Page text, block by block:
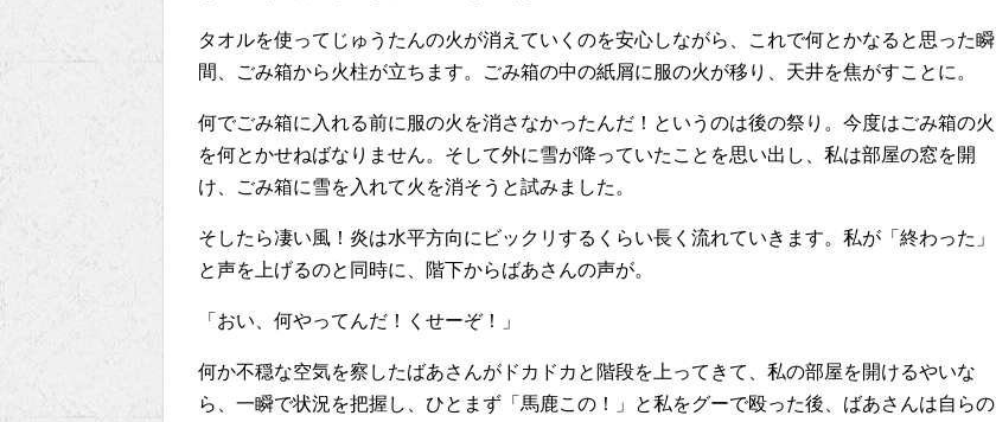
タオルを使ってじゅうたんの火が消えていくのを安心しながら、これで何とかなると思った瞬
間、ごみ箱から火柱が立ちます。ごみ箱の中の紙屑に服の火が移り、天井を焦がすことに。
何でごみ箱に入れる前に服の火を消さなかったんだ！というのは後の祭り。今度はごみ箱の火
を何とかせねばなりません。そして外に雪が降っていたことを思い出し、私は部屋の窓を開
け、ごみ箱に雪を入れて火を消そうと試みました。
そしたら凄い風！炎は水平方向にビックリするくらい長く流れていきます。私が「終わった」
と声を上げるのと同時に、階下からばあさんの声が。
「おい、何やってんだ！くせーぞ！」
何か不穏な空気を察したばあさんがドカドカと階段を上ってきて、私の部屋を開けるやいな
ら、一瞬で状況を把握し、ひとまず「馬鹿この！」と私をグーで殴った後、ばあさんは自らの